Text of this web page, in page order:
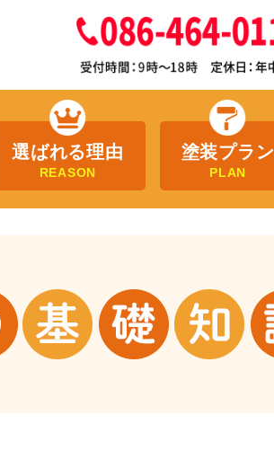
選ばれる理由
REASON
塗装プラン
PLAN